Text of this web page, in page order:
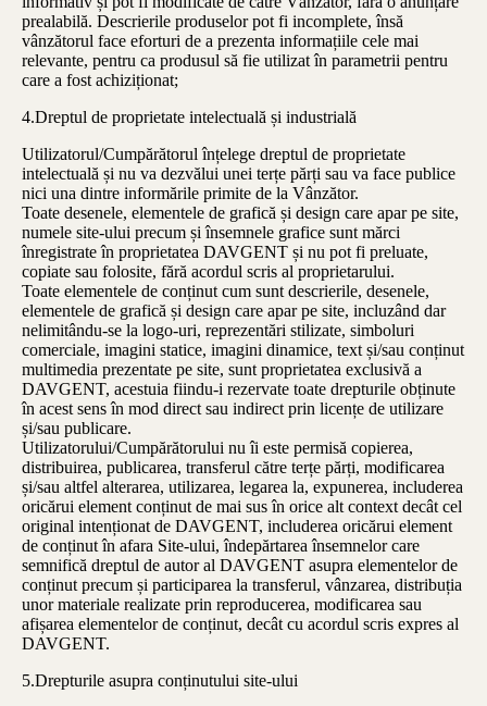
prealabilă. Descrierile produselor pot fi incomplete, însă
vânzătorul face eforturi de a prezenta informațiile cele mai
relevante, pentru ca produsul să fie utilizat în parametrii pentru
care a fost achiziționat;
4.Dreptul de proprietate intelectuală și industrială
Utilizatorul/Cumpărătorul înțelege dreptul de proprietate
intelectuală și nu va dezvălui unei terțe părți sau va face publice
nici una dintre informările primite de la Vânzător.
Toate desenele, elementele de grafică și design care apar pe site,
numele site-ului precum și însemnele grafice sunt mărci
înregistrate în proprietatea DAVGENT și nu pot fi preluate,
copiate sau folosite, fără acordul scris al proprietarului.
Toate elementele de conținut cum sunt descrierile, desenele,
elementele de grafică și design care apar pe site, incluzând dar
nelimitându-se la logo-uri, reprezentări stilizate, simboluri
comerciale, imagini statice, imagini dinamice, text și/sau conținut
multimedia prezentate pe site, sunt proprietatea exclusivă a
DAVGENT, acestuia fiindu-i rezervate toate drepturile obținute
în acest sens în mod direct sau indirect prin licențe de utilizare
și/sau publicare.
Utilizatorului/Cumpărătorului nu îi este permisă copierea,
distribuirea, publicarea, transferul către terțe părți, modificarea
și/sau altfel alterarea, utilizarea, legarea la, expunerea, includerea
oricărui element conținut de mai sus în orice alt context decât cel
original intenționat de DAVGENT, includerea oricărui element
de conținut în afara Site-ului, îndepărtarea însemnelor care
semnifică dreptul de autor al DAVGENT asupra elementelor de
conținut precum și participarea la transferul, vânzarea, distribuția
unor materiale realizate prin reproducerea, modificarea sau
afișarea elementelor de conținut, decât cu acordul scris expres al
DAVGENT.
5.Drepturile asupra conținutului site-ului